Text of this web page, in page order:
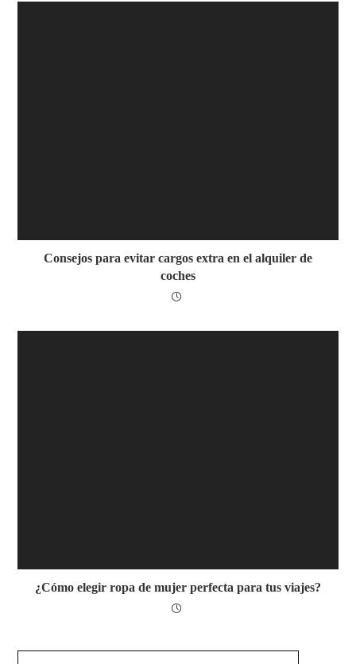
Consejos para evitar cargos extra en el alquiler de
coches
¿Cómo elegir ropa de mujer perfecta para tus viajes?